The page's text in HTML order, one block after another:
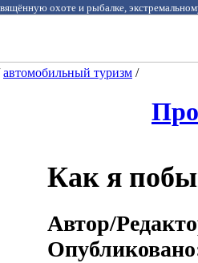
охоте и рыбалке,
автомобильный туризм /
Как я
Автор/